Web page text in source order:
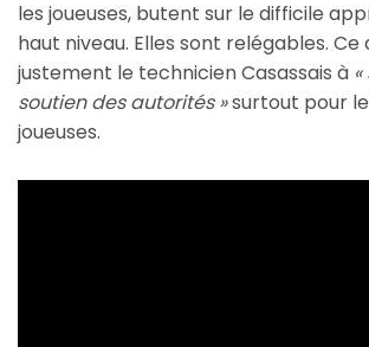
les joueuses, butent sur le difficile
haut niveau. Elles sont relégables. Ce
justement le technicien Casassais à
soutien des autorités »surtout pour
joueuses.